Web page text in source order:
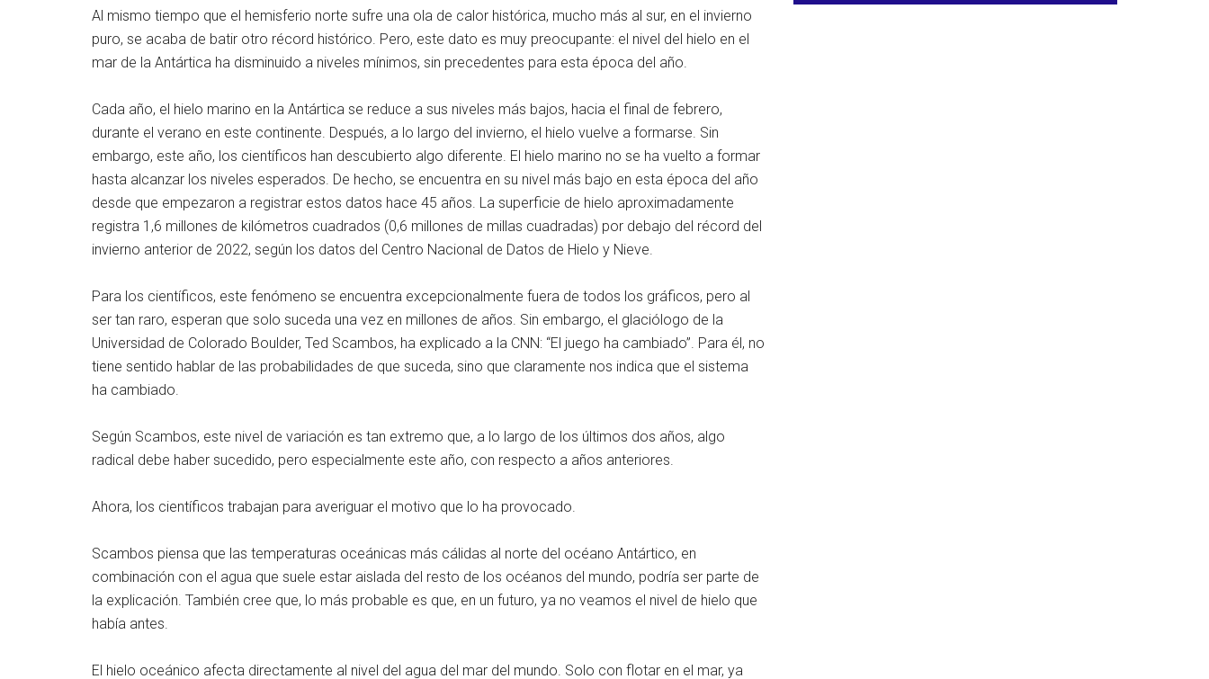
Al mismo tiempo que el hemisferio norte sufre una ola de calor histórica, mucho más al sur, en el invierno
puro, se acaba de batir otro récord histórico. Pero, este dato es muy preocupante: el nivel del hielo en el
mar de la Antártica ha disminuido a niveles mínimos, sin precedentes para esta época del año.
Cada año, el hielo marino en la Antártica se reduce a sus niveles más bajos, hacia el final de febrero,
durante el verano en este continente. Después, a lo largo del invierno, el hielo vuelve a formarse. Sin
embargo, este año, los científicos han descubierto algo diferente. El hielo marino no se ha vuelto a formar
hasta alcanzar los niveles esperados. De hecho, se encuentra en su nivel más bajo en esta época del año
desde que empezaron a registrar estos datos hace 45 años. La superficie de hielo aproximadamente
registra 1,6 millones de kilómetros cuadrados (0,6 millones de millas cuadradas) por debajo del récord del
invierno anterior de 2022, según los datos del Centro Nacional de Datos de Hielo y Nieve.
Para los científicos, este fenómeno se encuentra excepcionalmente fuera de todos los gráficos, pero al
ser tan raro, esperan que solo suceda una vez en millones de años. Sin embargo, el glaciólogo de la
Universidad de Colorado Boulder, Ted Scambos, ha explicado a la CNN: “El juego ha cambiado”. Para él, no
tiene sentido hablar de las probabilidades de que suceda, sino que claramente nos indica que el sistema
ha cambiado.
Según Scambos, este nivel de variación es tan extremo que, a lo largo de los últimos dos años, algo
radical debe haber sucedido, pero especialmente este año, con respecto a años anteriores.
Ahora, los científicos trabajan para averiguar el motivo que lo ha provocado.
Scambos piensa que las temperaturas oceánicas más cálidas al norte del océano Antártico, en
combinación con el agua que suele estar aislada del resto de los océanos del mundo, podría ser parte de
la explicación. También cree que, lo más probable es que, en un futuro, ya no veamos el nivel de hielo que
había antes.
El hielo oceánico afecta directamente al nivel del agua del mar del mundo. Solo con flotar en el mar, ya